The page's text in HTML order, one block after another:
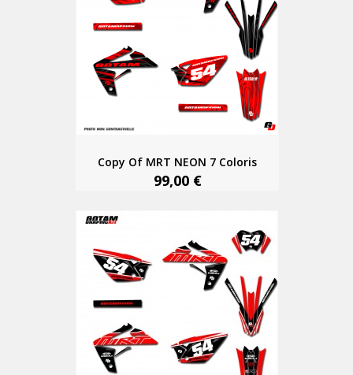
Copy Of MRT NEON 7 Coloris
99,00 €